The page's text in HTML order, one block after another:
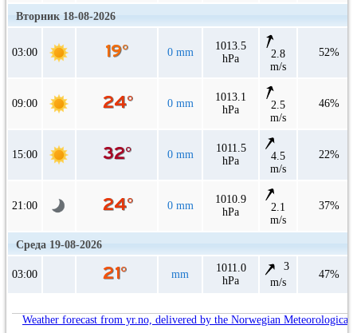
Вторник 18-08-2026
03:00 0 mm
1013.5
hPa
2.8
m/s
52%
09:00 0 mm
1013.1
hPa
2.5
m/s
46%
15:00 0 mm
1011.5
hPa
4.5
m/s
22%
21:00 0 mm
1010.9
hPa
2.1
m/s
37%
Среда 19-08-2026
03:00 mm
1011.0
hPa
3
m/s
47%
Weather forecast from yr.no, delivered by the Norwegian Meteorological